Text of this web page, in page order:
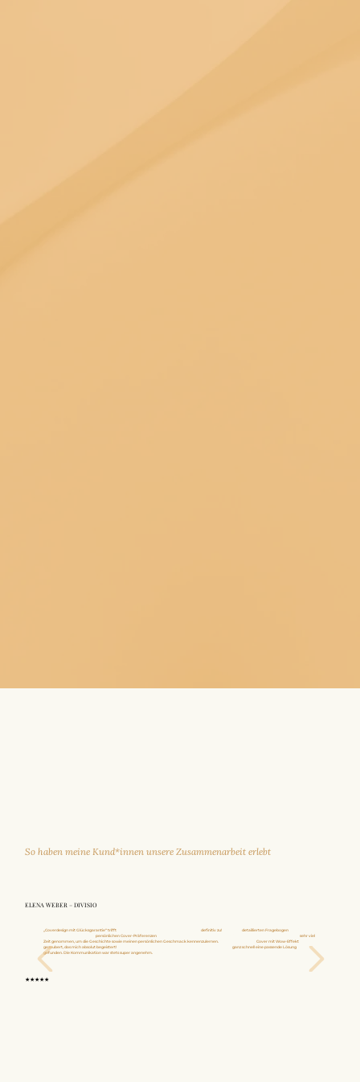
So haben meine Kund*innen unsere Zusammenarbeit erlebt
ELENA WEBER – DIVISIO
„Coverdesign mit Glücksgarantie“ trifftfür mein bei Viktoria gebuchtes Coverdesign definitiv zu!Mit einem detaillierten Fragebogenzum Roman,
persönlichen Cover-Präferenzenund dem Lesen einer Leseprobe meines Romans hat Viktoria sich im Vorfeld sehr viel
Zeit genommen, um die Geschichte sowie meinen persönlichen Geschmack kennenzulernen.
Cover mit Wow-Effekt
gezaubert, das mich absolut begeistert!Für kleinere Details, die ich etwas anders haben wollte, hat sie ganz schnell eine passende Lösung
gefunden. Die Kommunikation war stets super angenehm.
★★★★★